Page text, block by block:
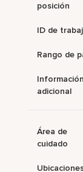
posición
ID de
Rango de
Información
adicional
Área de
cuidado